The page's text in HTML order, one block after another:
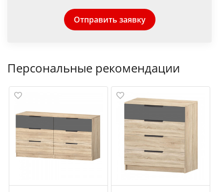
Отправить заявку
Персональные рекомендации